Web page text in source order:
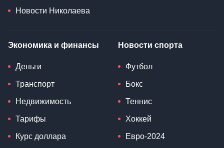
Новости Николаева
Экономика и финансы
Деньги
Транспорт
Недвижимость
Тарифы
Курс доллара
Новости спорта
Футбол
Бокс
Теннис
Хоккей
Евро-2024